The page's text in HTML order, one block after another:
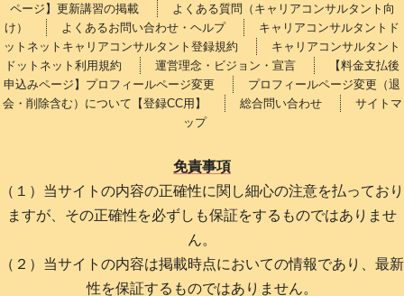
ページ】更新講習の掲載
よくある質問（キャリアコンサルタント向
け）
よくあるお問い合わせ・ヘルプ
キャリアコンサルタントド
ットネットキャリアコンサルタント登録規約
キャリアコンサルタント
ドットネット利用規約
運営理念・ビジョン・宣言
【料金支払後
申込みページ】プロフィールページ変更
プロフィールページ変更（退
会・削除含む）について【登録CC用】
総合問い合わせ
サイトマ
ップ
免責事項
（１）当サイトの内容の正確性に関し細心の注意を払っており
ますが、その正確性を必ずしも保証をするものではありませ
ん。
（２）当サイトの内容は掲載時点においての情報であり、最新
性を保証するものではありません。